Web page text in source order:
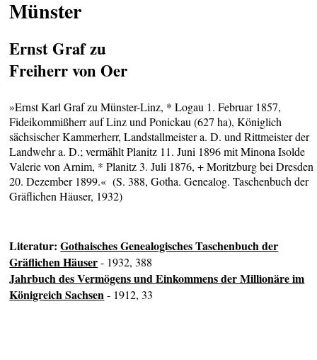
Münster
Ernst Graf zu
Freiherr von Oer
»Ernst Karl Graf zu Münster-Linz, * Logau 1. Februar 1857,
Fideikommißherr auf Linz und Ponickau (627 ha), Königlich
sächsischer Kammerherr, Landstallmeister a. D. und Rittmeister der
Landwehr a. D.; vermählt Planitz 11. Juni 1896 mit Minona Isolde
Valerie von Arnim, * Planitz 3. Juli 1876, + Moritzburg bei Dresden
20. Dezember 1899.« (S. 388, Gotha. Genealog. Taschenbuch der
Gräflichen Häuser, 1932)
Literatur:Gothaisches Genealogisches Taschenbuch der
Gräflichen Häuser- 1932, 388
Jahrbuch des Vermögens und Einkommens der Millionäre im
Königreich Sachsen- 1912, 33